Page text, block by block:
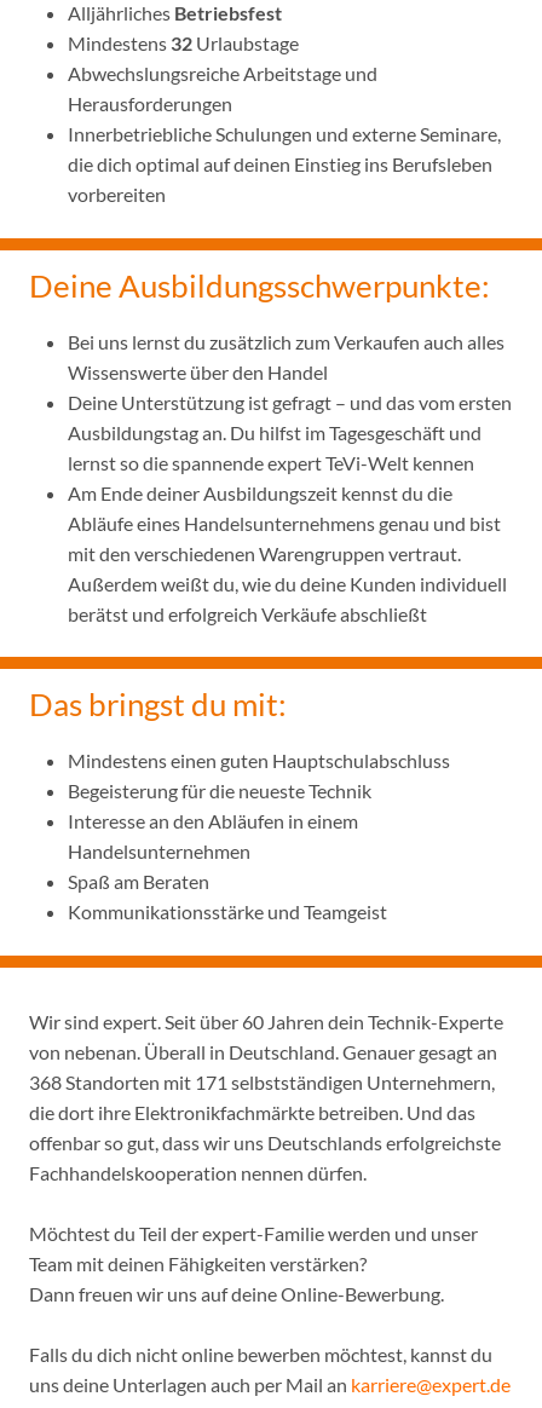
Alljährliches Betriebsfest
Mindestens 32 Urlaubstage
Abwechslungsreiche Arbeitstage und
Herausforderungen
Innerbetriebliche Schulungen und externe Seminare,
die dich optimal auf deinen Einstieg ins Berufsleben
vorbereiten
Deine Ausbildungsschwerpunkte:
Bei uns lernst du zusätzlich zum Verkaufen auch alles
Wissenswerte über den Handel
Deine Unterstützung ist gefragt – und das vom ersten
Ausbildungstag an. Du hilfst im Tagesgeschäft und
lernst so die spannende expert TeVi-Welt kennen
Am Ende deiner Ausbildungszeit kennst du die
Abläufe eines Handelsunternehmens genau und bist
mit den verschiedenen Warengruppen vertraut.
Außerdem weißt du, wie du deine Kunden individuell
berätst und erfolgreich Verkäufe abschließt
Das bringst du mit:
Mindestens einen guten Hauptschulabschluss
Begeisterung für die neueste Technik
Interesse an den Abläufen in einem
Handelsunternehmen
Spaß am Beraten
Kommunikationsstärke und Teamgeist
Wir sind expert. Seit über 60 Jahren dein Technik-Experte
von nebenan. Überall in Deutschland. Genauer gesagt an
368 Standorten mit 171 selbstständigen Unternehmern,
die dort ihre Elektronikfachmärkte betreiben. Und das
offenbar so gut, dass wir uns Deutschlands erfolgreichste
Fachhandelskooperation nennen dürfen.
Möchtest du Teil der expert-Familie werden und unser
Team mit deinen Fähigkeiten verstärken?
Dann freuen wir uns auf deine Online-Bewerbung.
Falls du dich nicht online bewerben möchtest, kannst du
uns deine Unterlagen auch per Mail an karriere@expert.de